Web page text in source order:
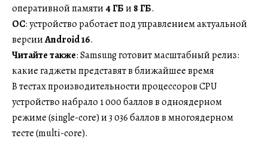
оперативной памяти 4 ГБи 8 ГБ.
ОС: устройство работает под управлением актуальной
версииAndroid 16.
Читайте также: Samsung готовит масштабный релиз:
какие гаджеты представят в ближайшее время
В тестах производительности процессоров CPU
устройство набрало 1 000 баллов в одноядерном
режиме (single-core) и 3 036 баллов в многоядерном
тесте (multi-core).